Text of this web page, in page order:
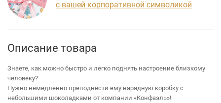
с вашей корпоративной символикой
Описание товара
Знаете, как можно быстро и легко поднять настроение близкому
человеку?
Нужно немедленно преподнести ему нарядную коробку с
небольшими шоколадками от компании «Конфаэль»!